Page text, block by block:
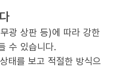
광 상판 등)에 따라 강한
수 있습니다.
태를 보고 적절한 방식으